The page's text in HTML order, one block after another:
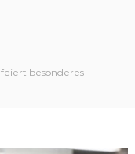
besonderes